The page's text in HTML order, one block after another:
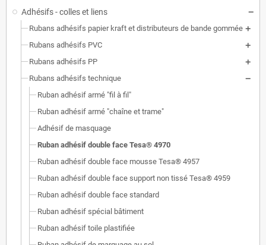
Adhésifs - colles et liens
Rubans adhésifs papier kraft et distributeurs de bande gommée
Rubans adhésifs PVC
Rubans adhésifs PP
Rubans adhésifs technique
Ruban adhésif armé "fil à fil"
Ruban adhésif armé "chaîne et trame"
Adhésif de masquage
Ruban adhésif double face Tesa® 4970
Ruban adhésif double face mousse Tesa® 4957
Ruban adhésif double face support non tissé Tesa® 4959
Ruban adhésif double face standard
Ruban adhésif spécial bâtiment
Ruban adhésif toile plastifiée